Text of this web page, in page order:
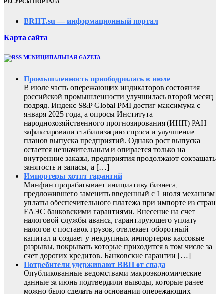
РЕСУРСЫ ПОРТАЛА
BRIIT.su — информационный портал
Карта сайта
MUNИЦИПАЛЬНАЯ GAZЕТА
Промышленность приободрилась в июле
В июле часть опережающих индикаторов состояния
российской промышленности улучшилась второй месяц
подряд. Индекс S&P Global PMI достиг максимума с
января 2025 года, а опросы Института
народнохозяйственного прогнозирования (ИНП) РАН
зафиксировали стабилизацию спроса и улучшение
планов выпуска предприятий. Однако рост выпуска
остается незначительным и опирается только на
внутренние заказы, предприятия продолжают сокращать
занятость и запасы, а […]
Импортеры хотят гарантий
Минфин прорабатывает инициативу бизнеса,
предложившего заменить введенный с 1 июля механизм
уплаты обеспечительного платежа при импорте из стран
ЕАЭС банковскими гарантиями. Внесение на счет
налоговой службы аванса, гарантирующего уплату
налогов с поставок грузов, отвлекает оборотный
капитал и создает у некрупных импортеров кассовые
разрывы, покрывать которые приходится в том числе за
счет дорогих кредитов. Банковские гарантии […]
Потребители удерживают ВВП от спада
Опубликованные ведомствами макроэкономические
данные за июнь подтвердили выводы, которые ранее
можно было сделать на основании опережающих